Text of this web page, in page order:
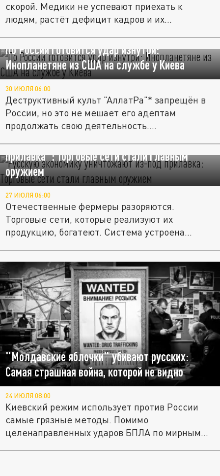
скорой. Медики не успевают приехать к
людям, растёт дефицит кадров и их...
По России готовится удар изнутри:
Инопланетяне из США на службе у Киева
30 ИЮЛЯ 06:00
Деструктивный культ "АллатРа"* запрещён в
России, но это не мешает его адептам
продолжать свою деятельность....
Русскую экономику уничтожают "из-под
прилавка": Торговые сети стали главным
оружием
27 ИЮЛЯ 06:00
Отечественные фермеры разоряются.
Торговые сети, которые реализуют их
продукцию, богатеют. Система устроена...
"Молдавские яблочки" убивают русских:
Самая страшная война, которой не видно
24 ИЮЛЯ 08:00
Киевский режим использует против России
самые грязные методы. Помимо
целенаправленных ударов БПЛА по мирным...